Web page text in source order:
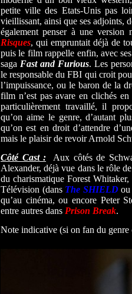
petite ville des Etats-Unis pas
vieillissant, ainsi que ses adjoints,
également penser à une version
Risques, qui empruntait déjà de
puis le film rappelle enfin, avec
saga Fast and Furious. Les
le responsable du FBI qui croit
l’impuissance, ou le baron de la
film n’est pas avare en clichés
particulièrement travaillé, il
qu’on aime le genre, d’autant
qu’on est en droit d’attendre
mais le plaisir de revoir Arnold
Côté Cast : Aux côtés de
Alexander, déjà vue dans le rôle
du charismatique Forest
Télévision (dans The SHIELD
qu’au cinéma, ou encore Peter
entre autres dans Prison Break.
Note indicative (si on fan du